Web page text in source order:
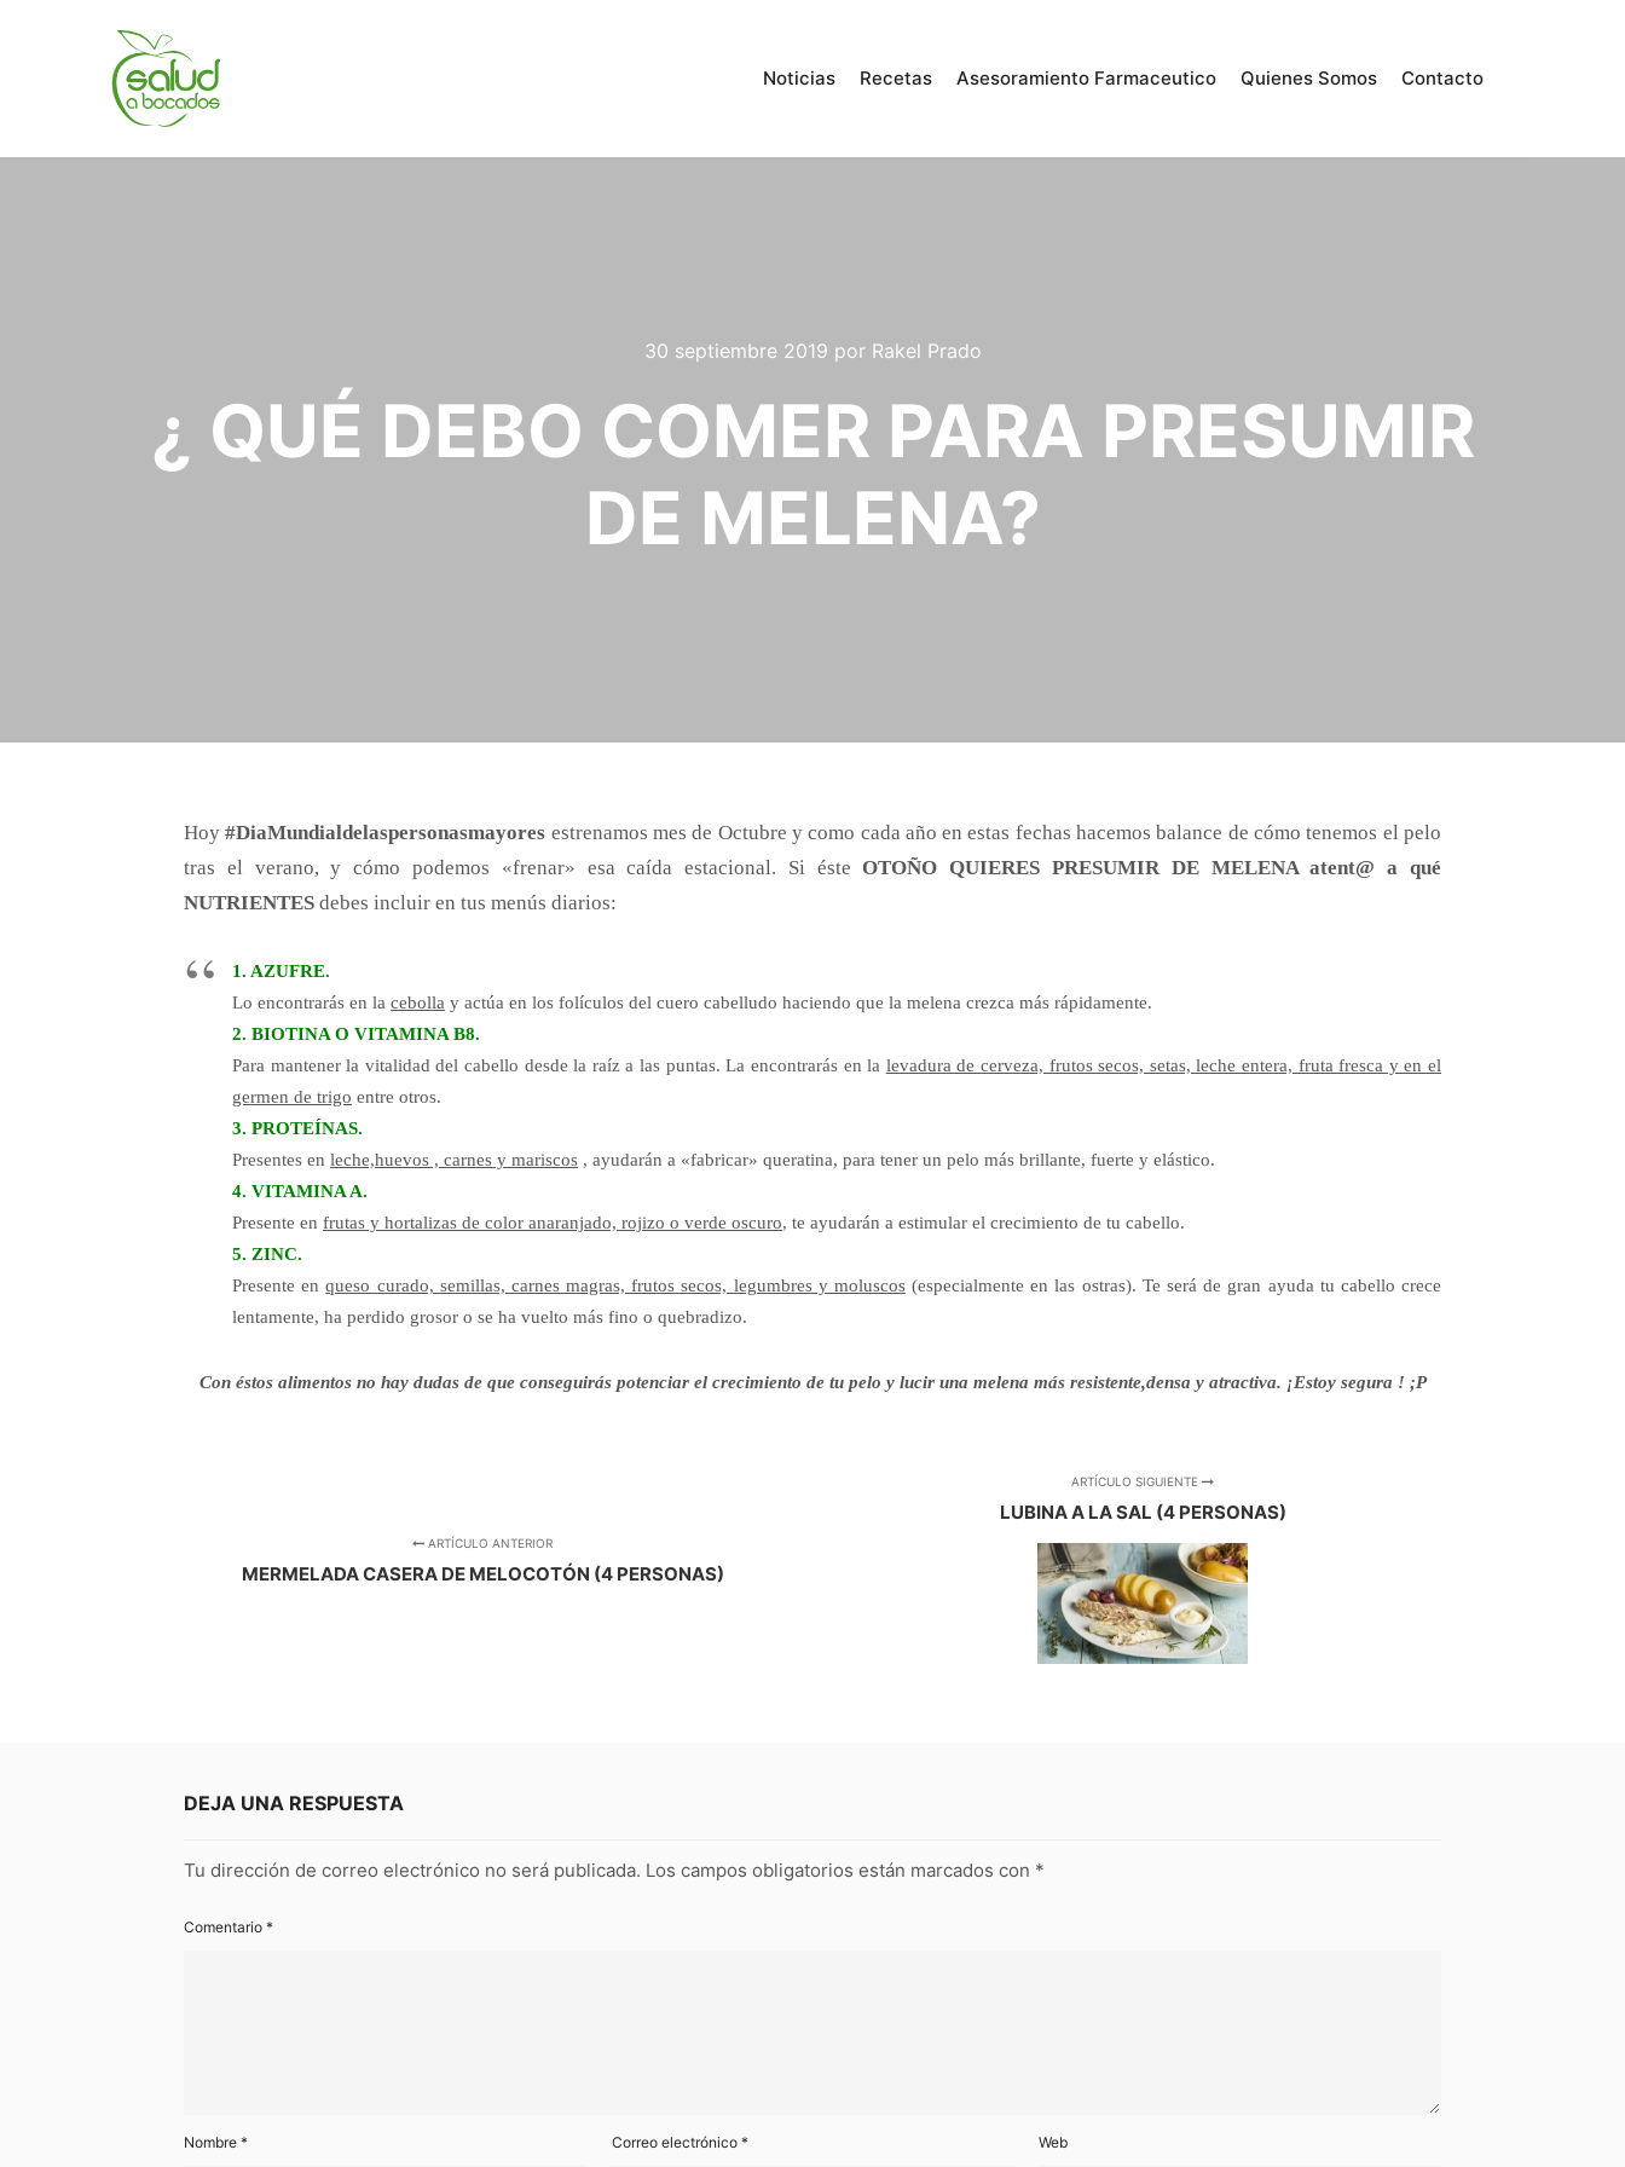
Noticias Recetas Asesoramiento Farmaceutico Quienes Somos Contacto
30 septiembre 2019 por Rakel Prado
¿ QUÉ DEBO COMER PARA PRESUMIR
DE MELENA?
Hoy#DiaMundialdelaspersonasmayores estrenamos mes de Octubre y como cada año en estas fechas hacemos balance de cómo tenemos el pelo
tras el verano, y cómo podemos «frenar» esa caída estacional. Si ésteOTOÑO QUIERES PRESUMIR DE MELENA atent@ a qué
NUTRIENTES debes incluir en tus menús diarios:
1. AZUFRE.
Lo encontrarás en la cebolla y actúa en los folículos del cuero cabelludo haciendo que la melena crezca más rápidamente.
2. BIOTINA O VITAMINA B8.
Para mantener la vitalidad del cabello desde la raíz a las puntas. La encontrarás en la levadura de cerveza, frutos secos, setas, leche entera, fruta fresca y en el
germen de trigo entre otros.
3. PROTEÍNAS.
Presentes en leche,huevos , carnes y mariscos , ayudarán a «fabricar» queratina, para tener un pelo más brillante, fuerte y elástico.
4. VITAMINA A.
Presente en frutas y hortalizas de color anaranjado, rojizo o verde oscuro, te ayudarán a estimular el crecimiento de tu cabello.
5. ZINC.
Presente enqueso curado, semillas, carnes magras, frutos secos, legumbres y moluscos(especialmente en las ostras). Te será de gran ayuda tu cabello crece
lentamente, ha perdido grosor o se ha vuelto más fino o quebradizo.
Con éstos alimentos no hay dudas de que conseguirás potenciar el crecimiento de tu pelo y lucir una melena más resistente,densa y atractiva. ¡Estoy segura ! ;P
ARTÍCULO ANTERIOR
MERMELADA CASERA DE MELOCOTÓN (4 PERSONAS)
ARTÍCULO SIGUIENTE
LUBINA A LA SAL (4 PERSONAS)
DEJA UNA RESPUESTA
Tu dirección de correo electrónico no será publicada. Los campos obligatorios están marcados con *
Comentario *
Nombre * Correo electrónico * Web